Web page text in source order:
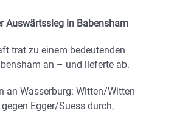
Auswärtssieg in Babensham
trat zu einem bedeutenden
an – und lieferte ab.
an Wasserburg: Witten/Witten
Egger/Suess durch,